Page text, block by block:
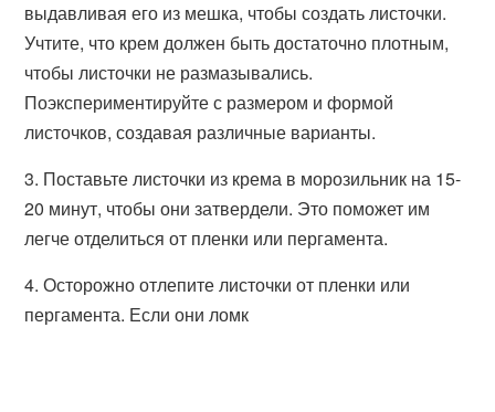
выдавливая его из мешка, чтобы создать листочки.
Учтите, что крем должен быть достаточно плотным,
чтобы листочки не размазывались.
Поэкспериментируйте с размером и формой
листочков, создавая различные варианты.
3. Поставьте листочки из крема в морозильник на 15-
20 минут, чтобы они затвердели. Это поможет им
легче отделиться от пленки или пергамента.
4. Осторожно отлепите листочки от пленки или
пергамента. Если они ломк